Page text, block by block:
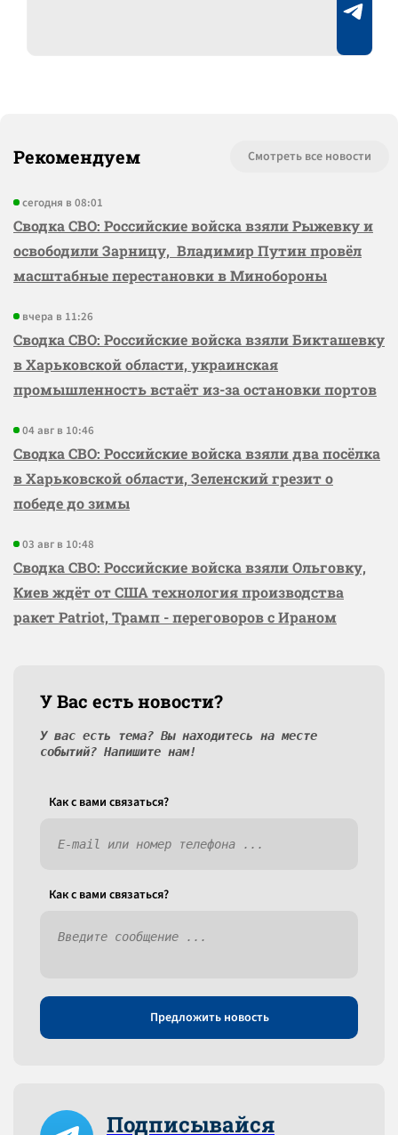
Рекомендуем Смотреть все новости
сегодня в 08:01
Сводка СВО: Российские войска взяли Рыжевку и
освободили Зарницу, Владимир Путин провёл
масштабные перестановки в Минобороны
вчера в 11:26
Сводка СВО: Российские войска взяли Бикташевку
в Харьковской области, украинская
промышленность встаёт из-за остановки портов
04 авг в 10:46
Сводка СВО: Российские войска взяли два посёлка
в Харьковской области, Зеленский грезит о
победе до зимы
03 авг в 10:48
Сводка СВО: Российские войска взяли Ольговку,
Киев ждёт от США технология производства
ракет Patriot, Трамп - переговоров с Ираном
У Вас есть новости?
У вас есть тема? Вы находитесь на месте
событий? Напишите нам!
Как c вами связаться?
Как c вами связаться?
Предложить новость
Подписывайся